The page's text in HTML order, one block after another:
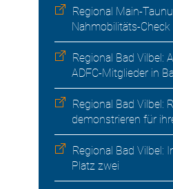
Regional Main-
Nahmobilitäts-
Regional Bad Vilbel:
ADFC-Mitglieder in
Regional Bad Vilbel:
demonstrieren für
Regional Bad Vilbel:
Platz zwei